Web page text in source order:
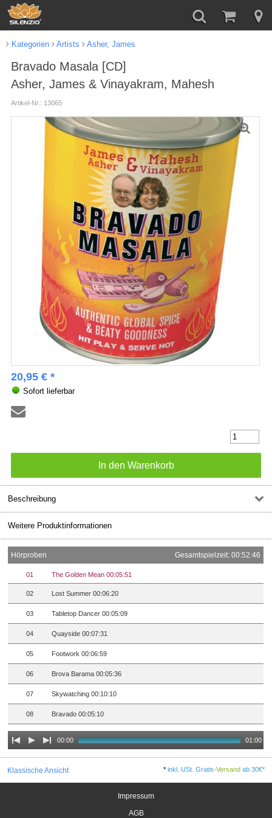
Kategorien Artists Asher, James
Bravado Masala [CD]
Asher, James & Vinayakram, Mahesh
Artikel-Nr.: 13065
20,95 € *
Sofort lieferbar
Beschreibung
Weitere Produktinformationen
Hörproben Gesamtspielzeit: 00:52:46
01 The Golden Mean 00:05:51
02 Lost Summer 00:06:20
03 Tabletop Dancer 00:05:09
04 Quayside 00:07:31
05 Footwork 00:06:59
06 Brova Barama 00:05:36
07 Skywatching 00:10:10
08 Bravado 00:05:10
00:00 01:00
Klassische Ansicht *inkl. USt. Gratis-Versand ab 30€*
Impressum
AGB